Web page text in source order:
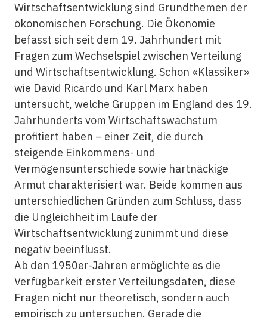
Wirtschaftsentwicklung sind Grundthemen der
ökonomischen Forschung. Die Ökonomie
befasst sich seit dem 19. Jahrhundert mit
Fragen zum Wechselspiel zwischen Verteilung
und Wirtschaftsentwicklung. Schon «Klassiker»
wie David Ricardo und Karl Marx haben
untersucht, welche Gruppen im England des 19.
Jahrhunderts vom Wirtschaftswachstum
profitiert haben – einer Zeit, die durch
steigende Einkommens- und
Vermögensunterschiede sowie hartnäckige
Armut charakterisiert war. Beide kommen aus
unterschiedlichen Gründen zum Schluss, dass
die Ungleichheit im Laufe der
Wirtschaftsentwicklung zunimmt und diese
negativ beeinflusst.
Ab den 1950er-Jahren ermöglichte es die
Verfügbarkeit erster Verteilungsdaten, diese
Fragen nicht nur theoretisch, sondern auch
empirisch zu untersuchen. Gerade die